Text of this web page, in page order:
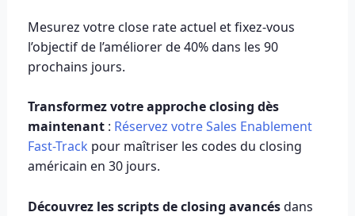
Mesurez votre close rate actuel et fixez-vous
l’objectif de l’améliorer de 40% dans les 90
prochains jours.
Transformez votre approche closing dès
maintenant: Réservez votre Sales Enablement
Fast-Track pour maîtriser les codes du closing
américain en 30 jours.
Découvrez les scripts de closing avancésdans